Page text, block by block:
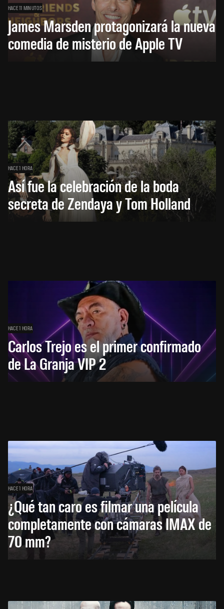
HACE 11 MINUTOS
James Marsden protagonizará la nueva
comedia de misterio de Apple TV
HACE 1 HORA
Así fue la celebración de la boda
secreta de Zendaya y Tom Holland
HACE 1 HORA
Carlos Trejo es el primer confirmado
de La Granja VIP 2
HACE 1 HORA
¿Qué tan caro es filmar una película
completamente con cámaras IMAX de
70 mm?